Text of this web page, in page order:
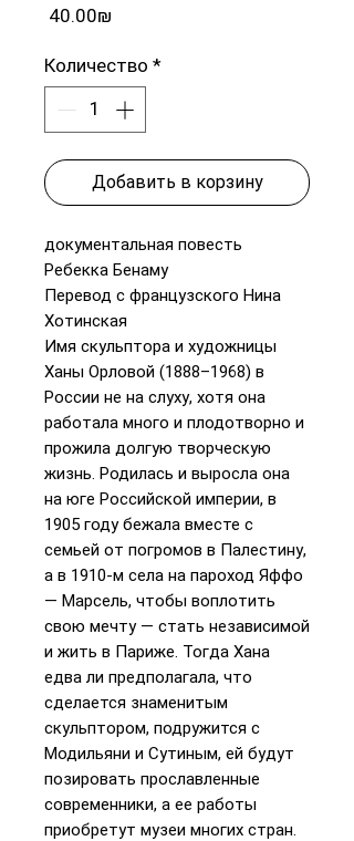
‏40.00 ‏₪
Количество *
Добавить в корзину
документальная повесть
Ребекка Бенаму
Перевод с французского Нина
Хотинская
Имя скульптора и художницы
Ханы Орловой (1888–1968) в
России не на слуху, хотя она
работала много и плодотворно и
прожила долгую творческую
жизнь. Родилась и выросла она
на юге Российской империи, в
1905 году бежала вместе с
семьей от погромов в Палестину,
а в 1910-м села на пароход Яффо
— Марсель, чтобы воплотить
свою мечту — стать независимой
и жить в Париже. Тогда Хана
едва ли предполагала, что
сделается знаменитым
скульптором, подружится с
Модильяни и Сутиным, ей будут
позировать прославленные
современники, а ее работы
приобретут музеи многих стран.